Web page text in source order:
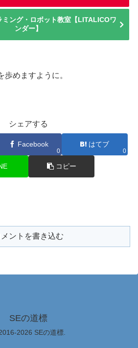
ミング・ロボット教室【LITALICOワ
ンダー】
歩めますように。
シェアする
Facebook
0
はてブ
0
コピー
メントを書き込む
SEの道標
2026 SEの道標.